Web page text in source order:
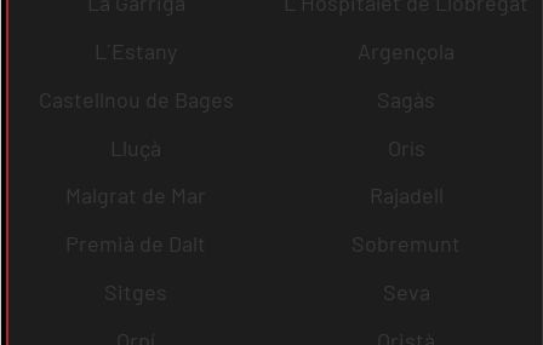
L´Estany
Argençola
Castellnou de Bages
Sagàs
Lluçà
Orís
Malgrat de Mar
Rajadell
Premià de Dalt
Sobremunt
Sitges
Seva